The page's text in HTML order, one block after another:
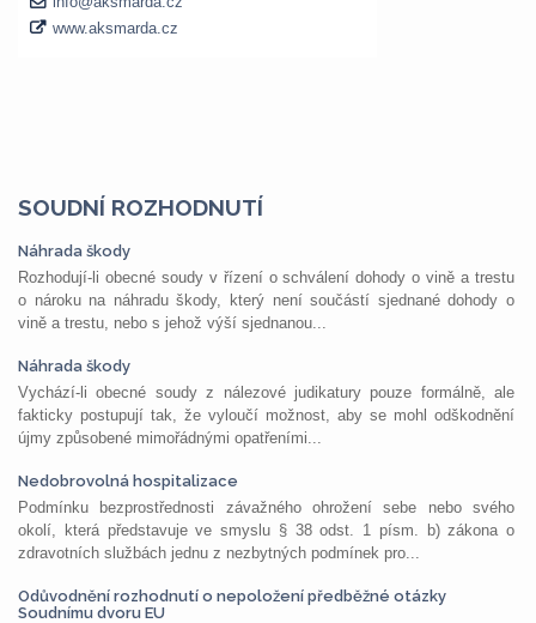
SOUDNÍ ROZHODNUTÍ
Náhrada škody
Rozhodují-li obecné soudy v řízení o schválení dohody o vině a trestu
o nároku na náhradu škody, který není součástí sjednané dohody o
vině a trestu, nebo s jehož výší sjednanou...
Náhrada škody
Vychází-li obecné soudy z nálezové judikatury pouze formálně, ale
fakticky postupují tak, že vyloučí možnost, aby se mohl odškodnění
újmy způsobené mimořádnými opatřeními...
Nedobrovolná hospitalizace
Podmínku bezprostřednosti závažného ohrožení sebe nebo svého
okolí, která představuje ve smyslu § 38 odst. 1 písm. b) zákona o
zdravotních službách jednu z nezbytných podmínek pro...
Odůvodnění rozhodnutí o nepoložení předběžné otázky
Soudnímu dvoru EU